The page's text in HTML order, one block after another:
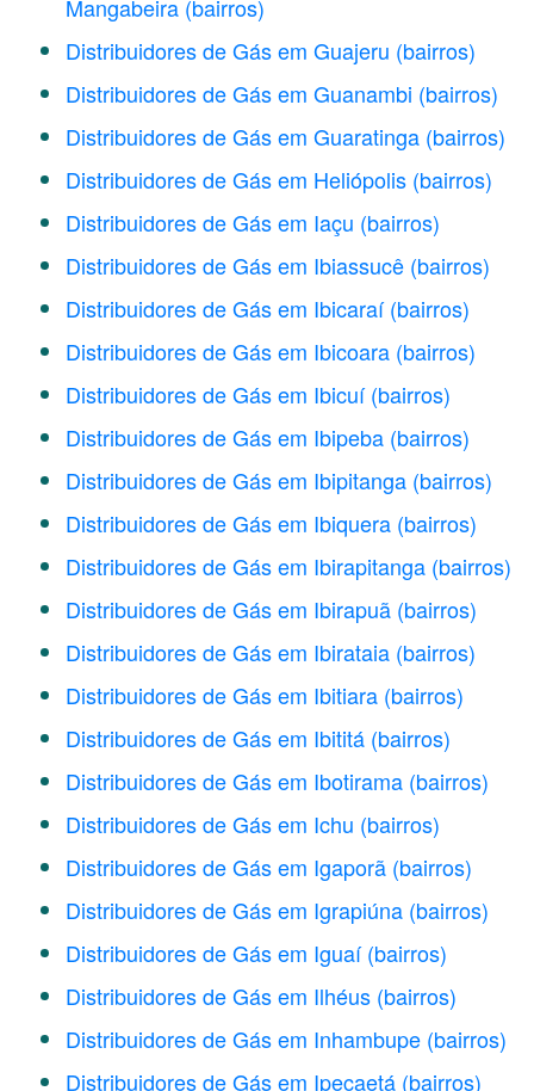
Mangabeira (bairros)
Distribuidores de Gás em Guajeru (bairros)
Distribuidores de Gás em Guanambi (bairros)
Distribuidores de Gás em Guaratinga (bairros)
Distribuidores de Gás em Heliópolis (bairros)
Distribuidores de Gás em Iaçu (bairros)
Distribuidores de Gás em Ibiassucê (bairros)
Distribuidores de Gás em Ibicaraí (bairros)
Distribuidores de Gás em Ibicoara (bairros)
Distribuidores de Gás em Ibicuí (bairros)
Distribuidores de Gás em Ibipeba (bairros)
Distribuidores de Gás em Ibipitanga (bairros)
Distribuidores de Gás em Ibiquera (bairros)
Distribuidores de Gás em Ibirapitanga (bairros)
Distribuidores de Gás em Ibirapuã (bairros)
Distribuidores de Gás em Ibirataia (bairros)
Distribuidores de Gás em Ibitiara (bairros)
Distribuidores de Gás em Ibititá (bairros)
Distribuidores de Gás em Ibotirama (bairros)
Distribuidores de Gás em Ichu (bairros)
Distribuidores de Gás em Igaporã (bairros)
Distribuidores de Gás em Igrapiúna (bairros)
Distribuidores de Gás em Iguaí (bairros)
Distribuidores de Gás em Ilhéus (bairros)
Distribuidores de Gás em Inhambupe (bairros)
Distribuidores de Gás em Ipecaetá (bairros)